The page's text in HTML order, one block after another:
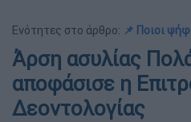
Ενότητες στο άρθρο: 📌 Ποιοι
Άρση ασυλίας
αποφάσισε η
Δεοντολογίας